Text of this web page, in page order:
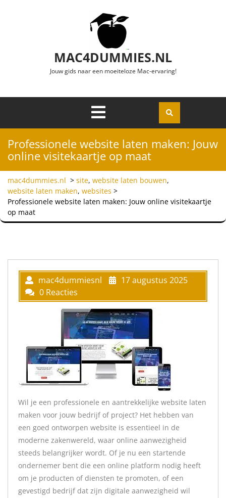
MAC4DUMMIES.NL
Jouw gids naar een moeiteloze Mac-ervaring!
Openen
Professionele website laten maken: Jouw
online visitekaartje op maat
mac4dummies.nl > site, website laten bouwen,
website laten maken, websites >
Professionele website laten maken: Jouw online visitekaartje
op maat
mac4dummiesnl
17 augustus 2025
0 Reacties
Wil je een professionele en aantrekkelijke website laten
maken voor jouw bedrijf of project? Het hebben van
een goed ontworpen website is essentieel in de
moderne zakenwereld, waar online aanwezigheid
steeds belangrijker wordt. Of je nu een startende
ondernemer bent die een online platform nodig heeft
om je producten of diensten te promoten, of een
gevestigd bedrijf dat zijn digitale aanwezigheid wil